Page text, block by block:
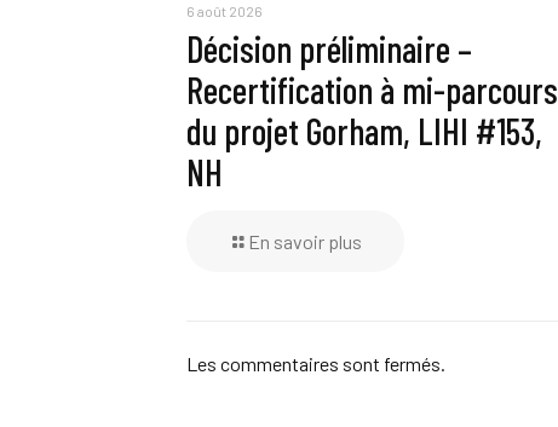
6 août 2026
Décision préliminaire –
Recertification à mi-parcours
du projet Gorham, LIHI #153,
NH
En savoir plus
Les commentaires sont fermés.